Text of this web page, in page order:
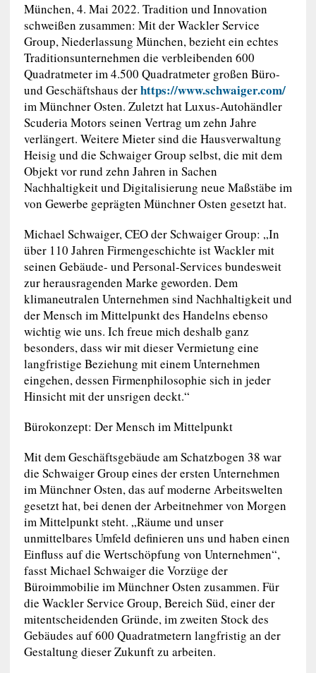
München, 4. Mai 2022. Tradition und Innovation
schweißen zusammen: Mit der Wackler Service
Group, Niederlassung München, bezieht ein echtes
Traditionsunternehmen die verbleibenden 600
Quadratmeter im 4.500 Quadratmeter großen Büro-
und Geschäftshaus derhttps://www.schwaiger.com/
im Münchner Osten. Zuletzt hat Luxus-Autohändler
Scuderia Motors seinen Vertrag um zehn Jahre
verlängert. Weitere Mieter sind die Hausverwaltung
Heisig und die Schwaiger Group selbst, die mit dem
Objekt vor rund zehn Jahren in Sachen
Nachhaltigkeit und Digitalisierung neue Maßstäbe im
von Gewerbe geprägten Münchner Osten gesetzt hat.
Michael Schwaiger, CEO der Schwaiger Group: „In
über 110 Jahren Firmengeschichte ist Wackler mit
seinen Gebäude- und Personal-Services bundesweit
zur herausragenden Marke geworden. Dem
klimaneutralen Unternehmen sind Nachhaltigkeit und
der Mensch im Mittelpunkt des Handelns ebenso
wichtig wie uns. Ich freue mich deshalb ganz
besonders, dass wir mit dieser Vermietung eine
langfristige Beziehung mit einem Unternehmen
eingehen, dessen Firmenphilosophie sich in jeder
Hinsicht mit der unsrigen deckt.“
Bürokonzept: Der Mensch im Mittelpunkt
Mit dem Geschäftsgebäude am Schatzbogen 38 war
die Schwaiger Group eines der ersten Unternehmen
im Münchner Osten, das auf moderne Arbeitswelten
gesetzt hat, bei denen der Arbeitnehmer von Morgen
im Mittelpunkt steht. „Räume und unser
unmittelbares Umfeld definieren uns und haben einen
Einfluss auf die Wertschöpfung von Unternehmen“,
fasst Michael Schwaiger die Vorzüge der
Büroimmobilie im Münchner Osten zusammen. Für
die Wackler Service Group, Bereich Süd, einer der
mitentscheidenden Gründe, im zweiten Stock des
Gebäudes auf 600 Quadratmetern langfristig an der
Gestaltung dieser Zukunft zu arbeiten.